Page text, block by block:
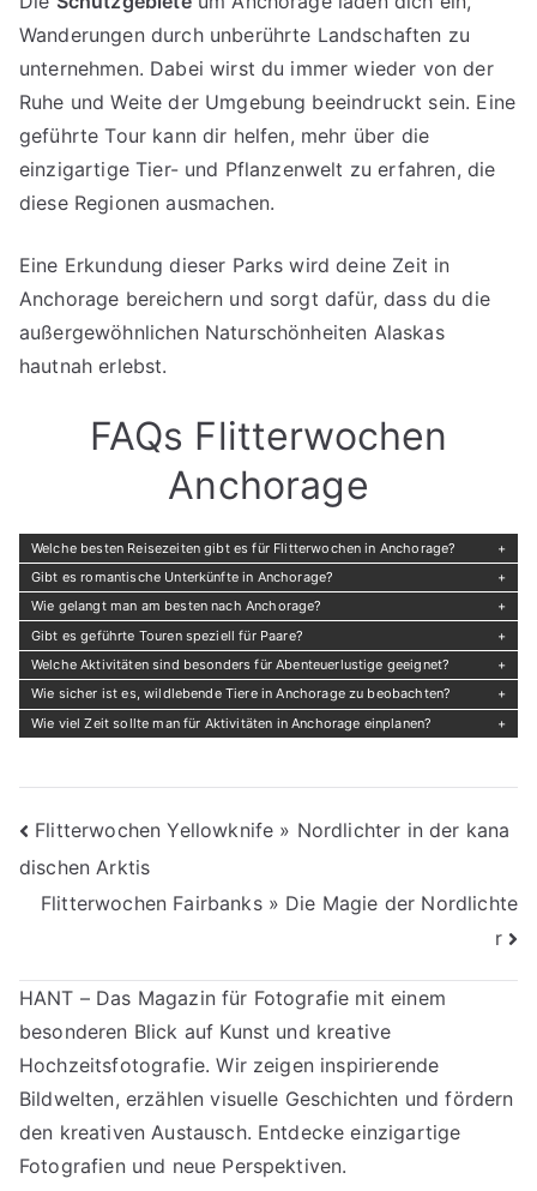
Wanderungen durch unberührte Landschaften zu
unternehmen. Dabei wirst du immer wieder von der
Ruhe und Weite der Umgebung beeindruckt sein. Eine
geführte Tour kann dir helfen, mehr über die
einzigartige Tier- und Pflanzenwelt zu erfahren, die
diese Regionen ausmachen.
Eine Erkundung dieser Parks wird deine Zeit in
Anchorage bereichern und sorgt dafür, dass du die
außergewöhnlichen Naturschönheiten Alaskas
hautnah erlebst.
FAQs Flitterwochen
Anchorage
Welche besten Reisezeiten gibt es für Flitterwochen in Anchorage?
Gibt es romantische Unterkünfte in Anchorage?
Wie gelangt man am besten nach Anchorage?
Gibt es geführte Touren speziell für Paare?
Welche Aktivitäten sind besonders für Abenteuerlustige geeignet?
Wie sicher ist es, wildlebende Tiere in Anchorage zu beobachten?
Wie viel Zeit sollte man für Aktivitäten in Anchorage einplanen?
Beitragsnavigation
Flitterwochen Yellowknife » Nordlichter in der kana
dischen Arktis
Flitterwochen Fairbanks » Die Magie der Nordlichte
r
HANT – Das Magazin für Fotografie mit einem
besonderen Blick auf Kunst und kreative
Hochzeitsfotografie. Wir zeigen inspirierende
Bildwelten, erzählen visuelle Geschichten und fördern
den kreativen Austausch. Entdecke einzigartige
Fotografien und neue Perspektiven.